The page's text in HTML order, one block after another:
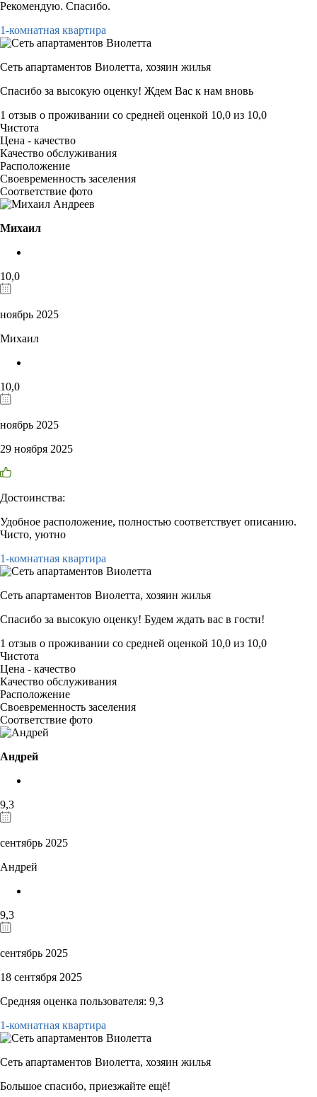
Рекомендую. Спасибо.
1-комнатная квартира
Сеть апартаментов Виолетта, хозяин жилья
Спасибо за высокую оценку! Ждем Вас к нам вновь
1 отзыв о проживании со средней оценкой 10,0 из 10,0
Чистота
Цена - качество
Качество обслуживания
Расположение
Своевременность заселения
Соответствие фото
Михаил
10,0
ноябрь 2025
Михаил
10,0
ноябрь 2025
29 ноября 2025
Достоинства:
Удобное расположение, полностью соответствует описанию.
Чисто, уютно
1-комнатная квартира
Сеть апартаментов Виолетта, хозяин жилья
Спасибо за высокую оценку! Будем ждать вас в гости!
1 отзыв о проживании со средней оценкой 10,0 из 10,0
Чистота
Цена - качество
Качество обслуживания
Расположение
Своевременность заселения
Соответствие фото
Андрей
9,3
сентябрь 2025
Андрей
9,3
сентябрь 2025
18 сентября 2025
Средняя оценка пользователя: 9,3
1-комнатная квартира
Сеть апартаментов Виолетта, хозяин жилья
Большое спасибо, приезжайте ещё!